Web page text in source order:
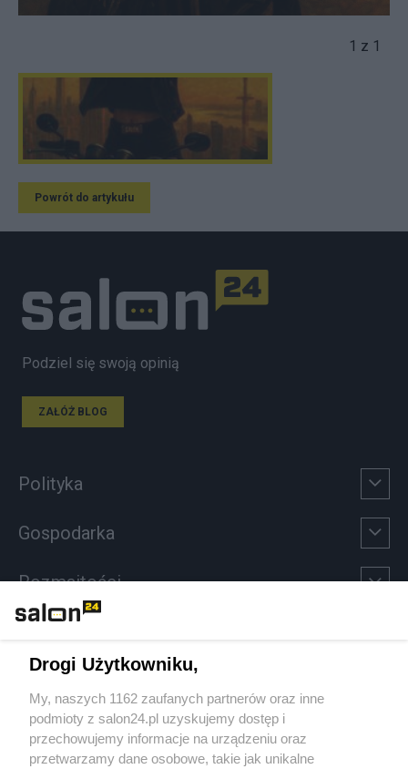
1 z 1
Powrót do artykułu
Podziel się swoją opinią
ZAŁÓŻ BLOG
Polityka
Gospodarka
Rozmaitości
Sport
Społeczeństwo
Drogi Użytkowniku,
My, naszych 1162 zaufanych partnerów oraz inne
podmioty z salon24.pl uzyskujemy dostęp i
przechowujemy informacje na urządzeniu oraz
przetwarzamy dane osobowe, takie jak unikalne